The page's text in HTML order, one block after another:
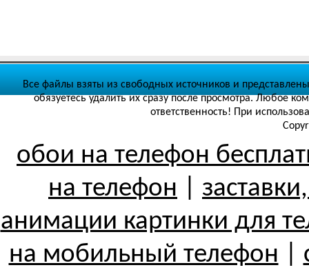
Все файлы взяты из свободных источников и
обязуетесь удалить их сразу после просмотра. Любое
ответственность! При
обои на телефон
на телефон
анимации картинки для
на мобильный телефон